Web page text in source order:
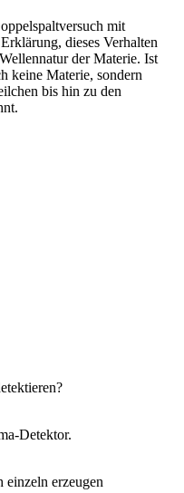
mit
dieses Verhalten
der Materie. Ist
keine Materie, sondern
bis hin zu den
Detektor.
einzeln erzeugen